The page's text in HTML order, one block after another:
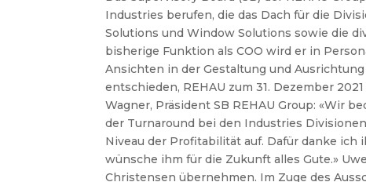
Industries berufen, die das Dach für die
Solutions und Window Solutions sowie die
bisherige Funktion als COO wird er in
Ansichten in der Gestaltung und
entschieden, REHAU zum 31. Dezember
Wagner, Präsident SB REHAU Group: «Wir
der Turnaround bei den Industries
Niveau der Profitabilität auf. Dafür danke ich
wünsche ihm für die Zukunft alles Gute.»
Christensen übernehmen. Im Zuge des